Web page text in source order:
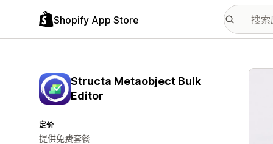
Shopify App Store
Structa Metaobject Bulk
Editor
定价
提供免费套餐
配图